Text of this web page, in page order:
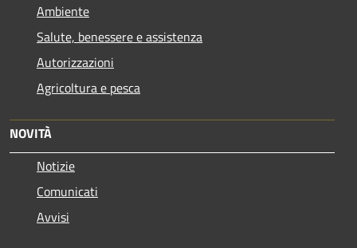
Ambiente
Salute, benessere e assistenza
Autorizzazioni
Agricoltura e pesca
NOVITÀ
Notizie
Comunicati
Avvisi